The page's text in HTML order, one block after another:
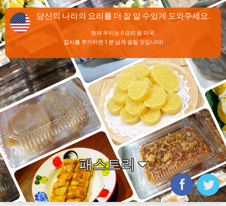
패스트리
당신의 나라의 요리를 더 잘 알 수있게 도와주세요.
현재 우리는 0 요리 용 미국.
접시를 추가하면 1 분 넘게 걸릴 것입니다!